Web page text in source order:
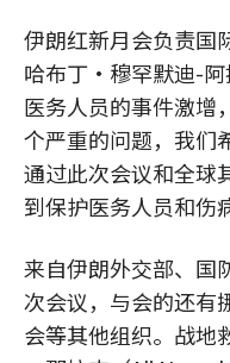
伊朗红新月会负责国
哈布丁•穆罕默迪-
医务人员的事件激增
个严重的问题，我们
通过此次会议和全球
到保护医务人员和伤
来自伊朗外交部、国
次会议，与会的还有
会等其他组织。战地